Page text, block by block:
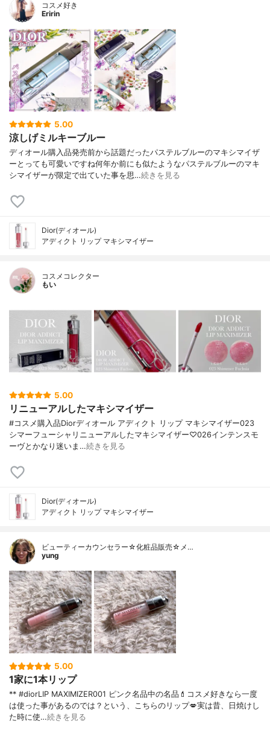
コスメ好き
Eririn
5.00
涼しげミルキーブルー
ディオール購入品発売前から話題だったパステルブルーのマキシマイザ
ーとっても可愛いですね何年か前にも似たようなパステルブルーのマキ
シマイザーが限定で出ていた事を思…続きを見る
Dior(ディオール)
アディクト リップ マキシマイザー
コスメコレクター
もい
5.00
リニューアルしたマキシマイザー
#コスメ購入品Diorディオール アディクト リップ マキシマイザー023
シマーフューシャリニューアルしたマキシマイザー♡026インテンスモ
ーヴとかなり迷いま…続きを見る
Dior(ディオール)
アディクト リップ マキシマイザー
ビューティーカウンセラー☆化粧品販売☆メ…
yung
5.00
1家に1本リップ
** #diorLIP MAXIMIZER001 ピンク名品中の名品💄コスメ好きなら一度
は使った事があるのでは？という、こちらのリップ💋実は昔、日焼けし
た時に使…続きを見る